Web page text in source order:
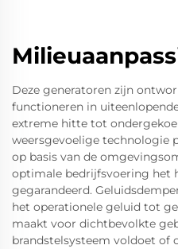
Deze generatoren zijn
functioneren in
extreme hitte tot
weersgevoelige technologie
op basis van de
optimale bedrijfsvoering het
gegarandeerd.
het operationele geluid tot
maakt voor dichtbevolkte
brandstelsysteem voldoet